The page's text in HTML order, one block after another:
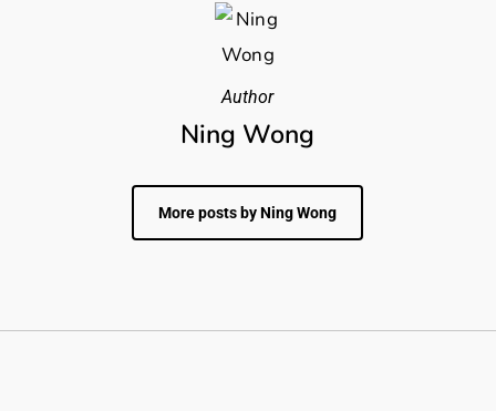
Author
Ning Wong
More posts by Ning Wong